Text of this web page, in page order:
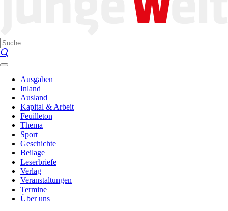
Ausgaben
Inland
Ausland
Kapital & Arbeit
Feuilleton
Thema
Sport
Geschichte
Beilage
Leserbriefe
Verlag
Veranstaltungen
Termine
Über uns